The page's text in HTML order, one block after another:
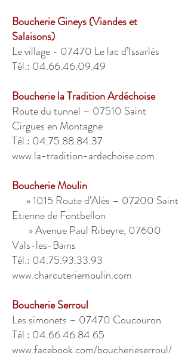
Boucherie Gineys (Viandes et
Salaisons)
Le village - 07470 Le lac d’Issarlès
Tél.: 04.66.46.09.49
Boucherie la Tradition Ardéchoise
Route du tunnel – 07510 Saint
Cirgues en Montagne
Tél.: 04.75.88.84.37
www.la-tradition-ardechoise.com
Boucherie Moulin
» 1015 Route d’Alès – 07200 Saint
Etienne de Fontbellon
» Avenue Paul Ribeyre, 07600
Vals-les-Bains
Tél.: 04.75.93.33.93
www.charcuteriemoulin.com
Boucherie Serroul
Les simonets – 07470 Coucouron
Tél.: 04.66.46.84.65
www.facebook.com/boucherieserroul/